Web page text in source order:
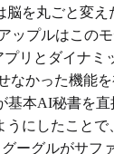
を丸ごと変
プルはこ
とダイナ
なかった機
AI秘書を
にしたこと
ーグルがサ